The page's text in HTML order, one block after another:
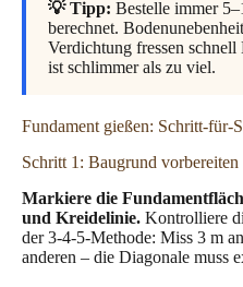
💡 Tipp: Bestelle immer
berechnet.
Verdichtung fressen
ist schlimmer als zu viel.
Fundament gießen: Schritt-für-
Schritt 1: Baugrund vorbereiten
Markiere die
und Kreidelinie. Kontrolliere
der 3-4-5-Methode: Miss 3 m
anderen – die Diagonale muss